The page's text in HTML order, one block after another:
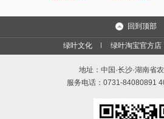
回到顶部
绿叶文化 绿叶淘宝官方店
地址：中国·长沙·湖南省
服务电话：0731-84080891